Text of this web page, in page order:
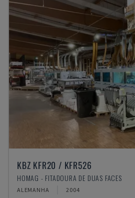
KBZ KFR20 / KFR526
HOMAG - FITADOURA DE DUAS FACES
ALEMANHA 2004